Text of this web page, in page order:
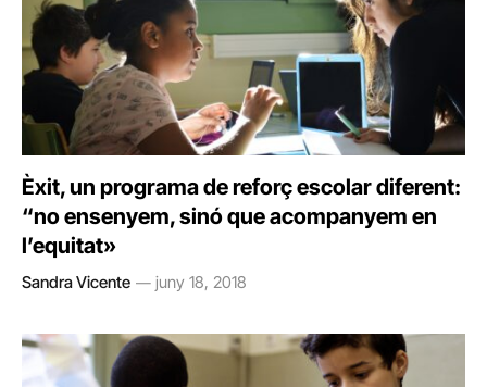
Èxit, un programa de reforç escolar diferent:
“no ensenyem, sinó que acompanyem en
l’equitat»
Sandra Vicente juny 18, 2018